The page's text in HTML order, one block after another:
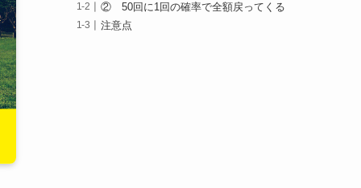
② 50回に1回の確率で全額戻ってくる
注意点